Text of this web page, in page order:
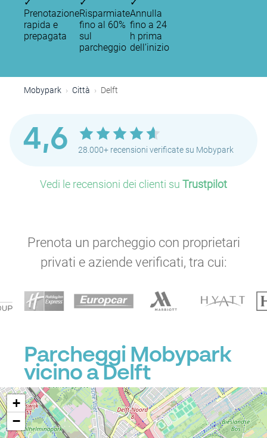
Prenotazione
rapida e
prepagata
Risparmiate
fino al 60%
sul
parcheggio
Annulla
fino a 24
h prima
dell’inizio
Mobypark Città Delft
4,6 28.000+ recensioni verificate su Mobypark
Vedi le recensioni dei clienti su Trustpilot
Prenota un parcheggio con proprietari
privati e aziende verificati, tra cui:
Parcheggi Mobypark
vicino a Delft
P
P
+
−